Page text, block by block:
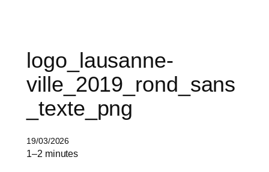
logo_lausanne-
ville_2019_rond_sans
_texte_png
19/03/2026
1–2 minutes